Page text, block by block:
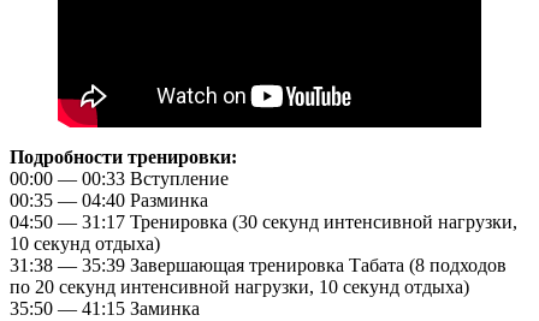
Подробности тренировки:
00:00 — 00:33 Вступление
00:35 — 04:40 Разминка
04:50 — 31:17 Тренировка (30 секунд интенсивной нагрузки,
10 секунд отдыха)
31:38 — 35:39 Завершающая тренировка Табата (8 подходов
по 20 секунд интенсивной нагрузки, 10 секунд отдыха)
35:50 — 41:15 Заминка